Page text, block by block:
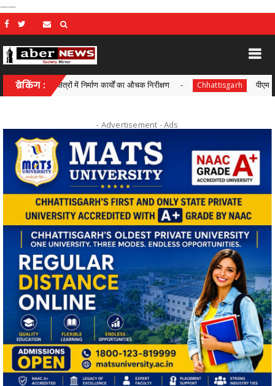
——
ब्रेकिंग :
क्षेत्रों में निर्माण कार्यों का औचक निरीक्षण Chhattisgarh पीएम सूर्य घर-मुफ्त
- Advertisement -Ads